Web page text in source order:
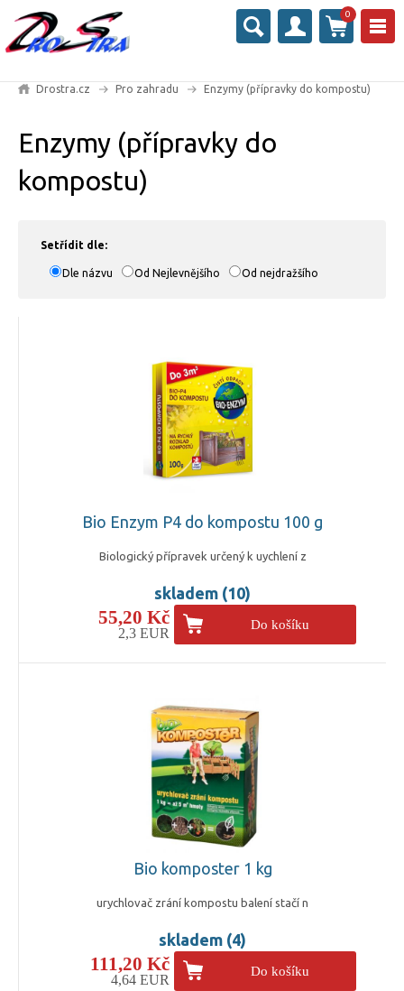
0
Drostra.cz Pro zahradu Enzymy (přípravky do kompostu)
Enzymy (přípravky do
kompostu)
Setřídit dle:
Dle názvu Od Nejlevnějšího Od nejdražšího
Bio Enzym P4 do kompostu 100 g
Biologický přípravek určený k uychlení z
skladem (10)
55,20 Kč
2,3 EUR
Do košíku
Bio komposter 1 kg
urychlovač zrání kompostu balení stačí n
skladem (4)
111,20 Kč
4,64 EUR
Do košíku